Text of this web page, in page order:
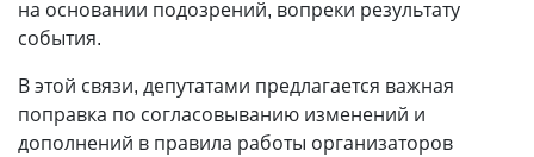
на основании подозрений, вопреки результату
события.
В этой связи, депутатами предлагается важная
поправка по согласовыванию изменений и
дополнений в правила работы организаторов